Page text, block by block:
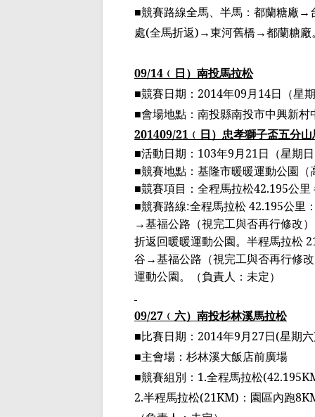
■競賽路線全馬、 半馬 ：都蘭糖廠→
處(全馬折返)→東河舊橋→都蘭糖廠
09/14 ﹙ 日） 南投馬拉松
■競賽日期： 2014年09月14日（星
■會場地點：南投縣南投市中興新村
201409/21 ﹙ 日） 忠孝獅子盃五分
■活動日期： 103年9月21日（星期
■競賽地點：基隆市暖暖運動公園（
■競賽項目：全程馬拉松42.195公里
■競賽路線:全程馬拉松42.195公里
→基福公路 （視完工與否再行修改）
折返回暖暖運動公園。半程馬拉松
谷→基福公路 （視完工與否再行修
運動公園。
（負責人：未定）
09/27 ﹙ 六） 南投杉林溪馬拉松
■比賽日期： 2014年9月27日(星期六
■主會場：杉林溪大飯店前廣場
■競賽組別： 1.全程馬拉松
2.半程馬拉松(21KM) ：園區內跑